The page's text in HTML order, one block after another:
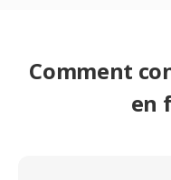
Comment
en